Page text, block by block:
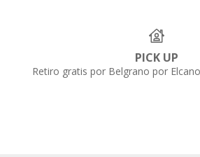
PICK UP
Retiro gratis por Belgrano por